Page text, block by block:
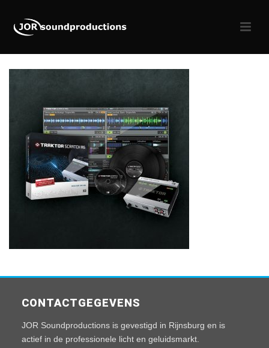
CONTACTGEGEVENS
JOR Soundproductions is gevestigd in Rijnsburg en is
actief in de professionele licht en geluidsmarkt.